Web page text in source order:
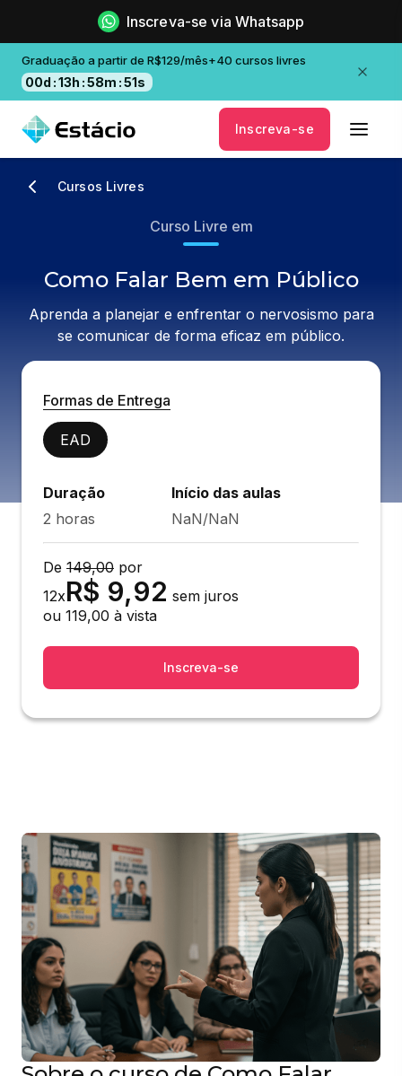
Inscreva-se via Whatsapp
Graduação a partir de R$129/mês+40 cursos livres
00d :13h :58m :50s
Inscreva-se
Cursos Livres
Curso Livre em
Como Falar Bem em Público
Aprenda a planejar e enfrentar o nervosismo para
se comunicar de forma eficaz em público.
Formas de Entrega
EAD
Duração
2 horas
Início das aulas
NaN/NaN
De 149,00 por
12xR$ 9,92 sem juros
ou 119,00 à vista
Inscreva-se